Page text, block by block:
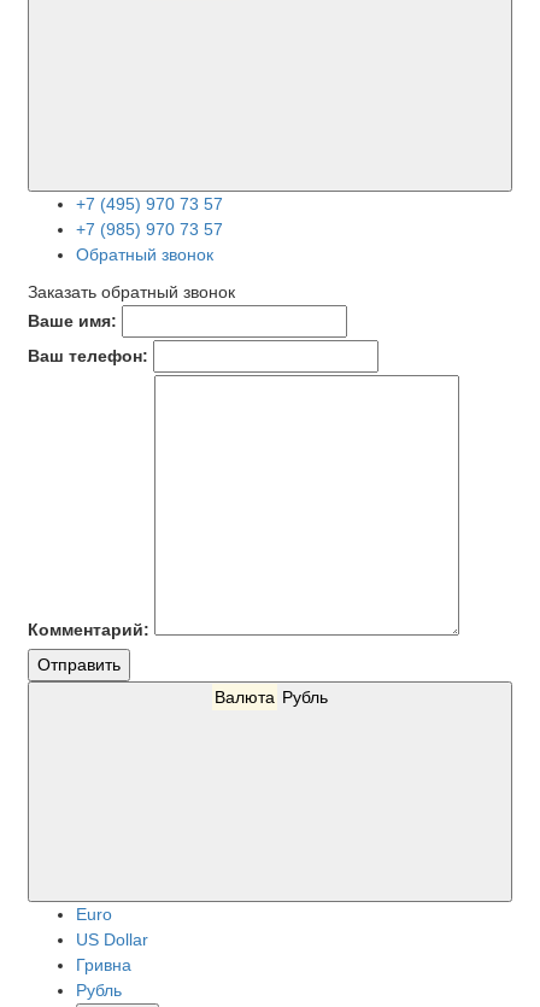
+7 (495) 970 73 57
+7 (985) 970 73 57
Обратный звонок
Заказать обратный звонок
Ваше имя:
Ваш телефон:
Комментарий:
Отправить
Валюта Рубль
Euro
US Dollar
Гривна
Рубль